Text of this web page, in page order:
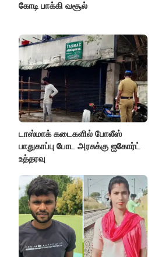
கோடி பாக்கி வசூல்
டாஸ்மாக் கடைகளில் போலீஸ்
பாதுகாப்பு போட அரசுக்கு ஐகோர்ட்
உத்தரவு